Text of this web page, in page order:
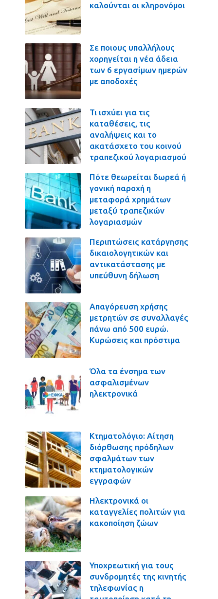
καλούνται οι κληρονόμοι
Σε ποιους υπαλλήλους
χορηγείται η νέα άδεια
των 6 εργασίμων ημερών
με αποδοχές
Τι ισχύει για τις
καταθέσεις, τις
αναλήψεις και το
ακατάσχετο του κοινού
τραπεζικού λογαριασμού
Πότε θεωρείται δωρεά ή
γονική παροχή η
μεταφορά χρημάτων
μεταξύ τραπεζικών
λογαριασμών
Περιπτώσεις κατάργησης
δικαιολογητικών και
αντικατάστασης με
υπεύθυνη δήλωση
Απαγόρευση χρήσης
μετρητών σε συναλλαγές
πάνω από 500 ευρώ.
Κυρώσεις και πρόστιμα
Όλα τα ένσημα των
ασφαλισμένων
ηλεκτρονικά
Κτηματολόγιο: Αίτηση
διόρθωσης πρόδηλων
σφαλμάτων των
κτηματολογικών
εγγραφών
Ηλεκτρονικά οι
καταγγελίες πολιτών για
κακοποίηση ζώων
Υποχρεωτική για τους
συνδρομητές της κινητής
τηλεφωνίας η